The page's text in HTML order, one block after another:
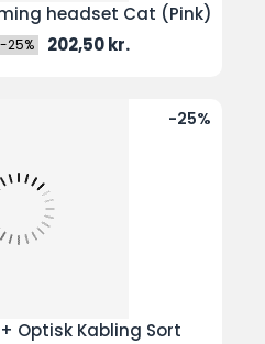
headset Cat (Pink)
-25% Pris
202,50 kr.
-25%
Optisk Kabling Sort